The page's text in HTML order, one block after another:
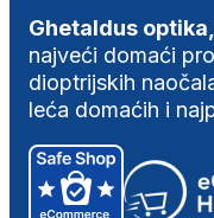
Ghetaldus
najveći domaći
dioptrijskih
leća domaćih i